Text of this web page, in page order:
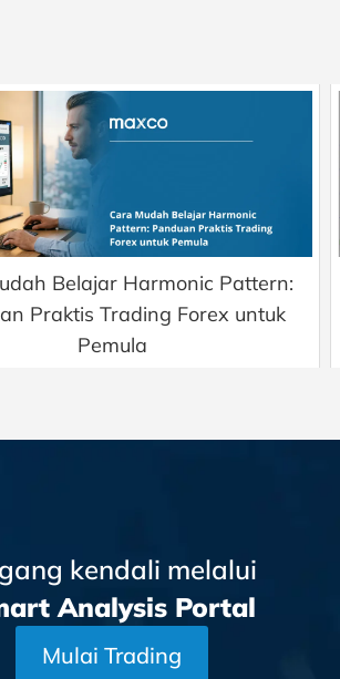
Belajar Harmonic Pattern:
Praktis Trading Forex untuk
Pemula
kendali melalui
Analysis Portal
Mulai Trading